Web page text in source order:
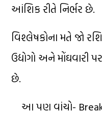
આંશિક રીતે નિર્ભર છે.
વિશ્લેષકોના મતે જો
ઉદ્યોગો અને મોંઘવારી
છે.
આ પણ વાંચો-